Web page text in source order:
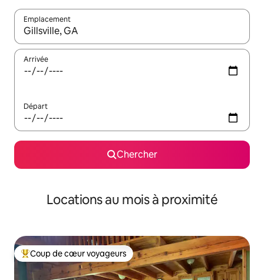
Emplacement
Quand les résultats sont affichés, parcourez-les en utilisant
Arrivée
Départ
Chercher
Locations au mois à proximité
Coup de cœur voyageurs parmi les plus aimés
Coup de cœur voyageurs